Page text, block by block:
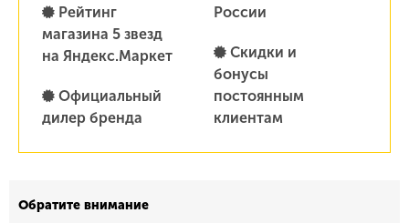
Рейтинг
магазина 5 звезд
на Яндекс.Маркет
Официальный
дилер бренда
России
Скидки и
бонусы
постоянным
клиентам
Обратите внимание